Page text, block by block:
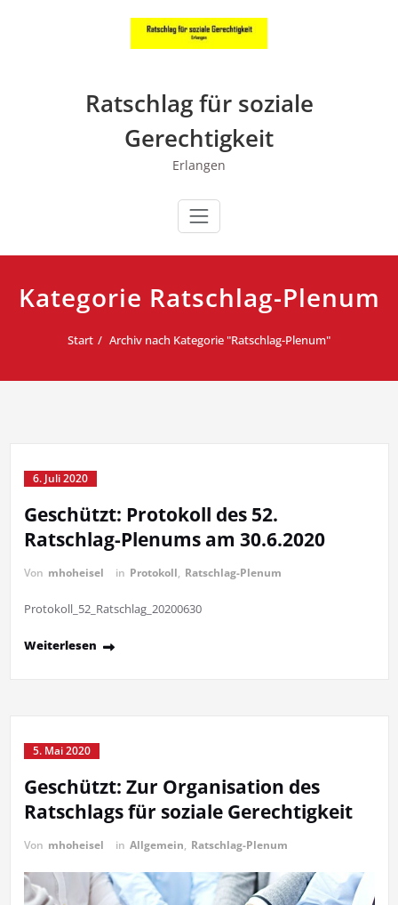
Ratschlag für soziale
Gerechtigkeit
Erlangen
Kategorie Ratschlag-Plenum
Start Archiv nach Kategorie "Ratschlag-Plenum"
6. Juli 2020
Geschützt: Protokoll des 52.
Ratschlag-Plenums am 30.6.2020
Von mhoheisel in Protokoll, Ratschlag-Plenum
Protokoll_52_Ratschlag_20200630
Weiterlesen
5. Mai 2020
Geschützt: Zur Organisation des
Ratschlags für soziale Gerechtigkeit
Von mhoheisel in Allgemein, Ratschlag-Plenum